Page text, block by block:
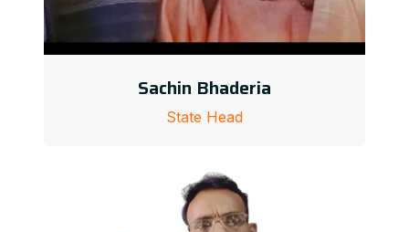
Sachin Bhaderia
State Head